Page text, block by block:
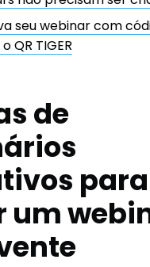
seu webinar com
QR TIGER
de
para
um